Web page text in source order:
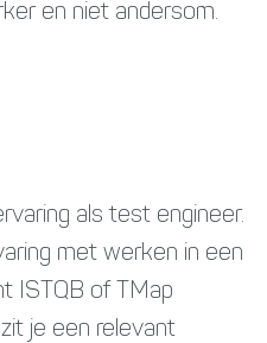
en niet andersom.
als test engineer.
met werken in een
ISTQB of TMap
je een relevant